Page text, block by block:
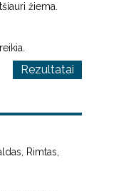
žiema.
Rezultatai
Rimtas,